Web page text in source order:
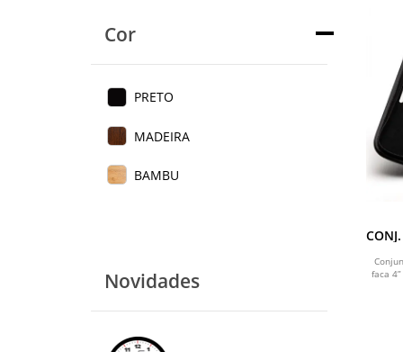
Cor
PRETO
MADEIRA
BAMBU
Novidades
faca